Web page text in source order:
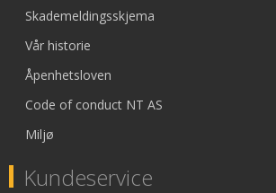
Skademeldingsskjema
Vår historie
Åpenhetsloven
Code of conduct NT AS
Miljø
Kundeservice